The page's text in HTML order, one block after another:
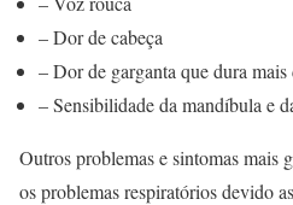
– Dor de cabeça
– Dor de garganta que dura mais
– Sensibilidade da mandíbula e
Outros problemas e sintomas mais
os problemas respiratórios devido